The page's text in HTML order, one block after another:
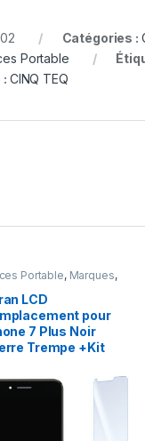
Catégories :
Portable
: CINQ TEQ
Portable, Marques,
iPhone 7 Plus
LCD
pour
7 Plus Noir
Trempe +Kit